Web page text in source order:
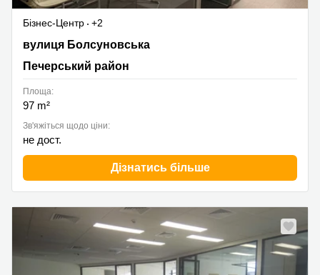
Бізнес-Центр
+2
вулиця Болсуновська, 13-15, Печерський район
вулиця Болсуновська
Печерський район
Площа:
97 m²
Зв'яжіться щодо ціни:
не дост.
Дізнатись більше